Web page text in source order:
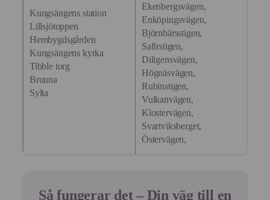
Kungsängens station
Lillsjötoppen
Hembygdsgården
Kungsängens kyrka
Tibble torg
Brunna
Sylta
Ekenbergsvägen,
Enköpingsvägen,
Björnbärsstigen,
Safirstigen,
Diligensvägen,
Högnäsvägen,
Rubinstigen,
Vulkanvägen,
Klostervägen,
Svartviksberget,
Östervägen,
Så fungerar det – Din väg till en